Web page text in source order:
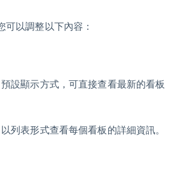
可以調整以下內容：
設顯示方式，可直接查看最新的看板
列表形式查看每個看板的詳細資訊。